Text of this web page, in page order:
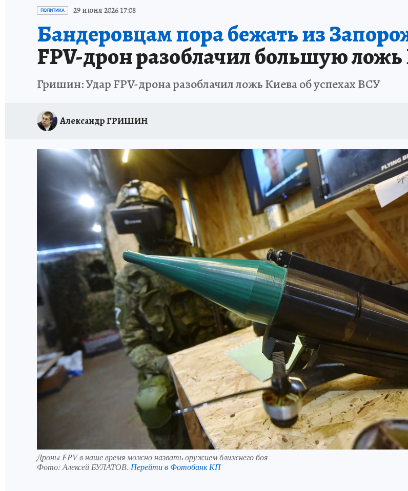
ИСПЫТАНО НА СЕБЕ
ПОЛИТИКА 29 июня 2026 17:08
Бандеровцам пора бежать из
FPV-дрон разоблачил большую
Гришин: Удар FPV-дрона разоблачил ложь Киева об успехах ВСУ
Александр ГРИШИН
Дроны FPV в наше время можно назвать оружием ближнего боя
Фото: Алексей БУЛАТОВ. Перейти в Фотобанк КП